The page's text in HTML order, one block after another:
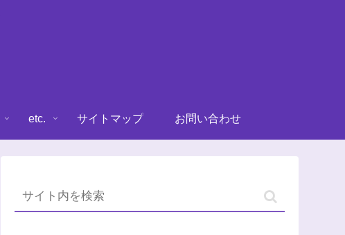
etc. サイトマップ お問い合わせ